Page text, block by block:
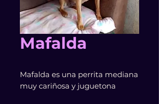
Mafalda
Mafalda es una perrita mediana
muy cariñosa y juguetona